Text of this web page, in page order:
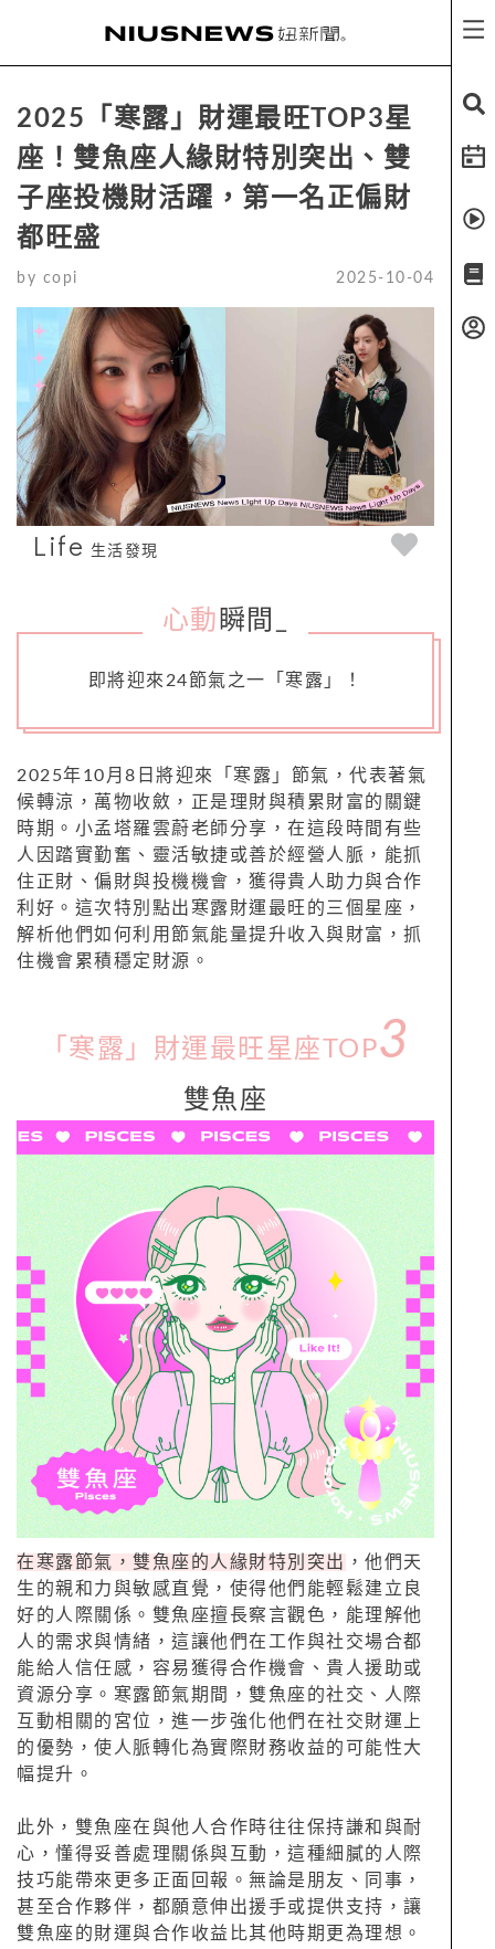
2025「寒露」財運最旺TOP3星
座！雙魚座人緣財特別突出、雙
子座投機財活躍，第一名正偏財
都旺盛
by copi 2025-10-04
Life 生活發現
心動 瞬間
即將迎來24節氣之一「寒露」！
2025年10月8日將迎來「寒露」節氣，代表著氣
候轉涼，萬物收斂，正是理財與積累財富的關鍵
時期。小孟塔羅雲蔚老師分享，在這段時間有些
人因踏實勤奮、靈活敏捷或善於經營人脈，能抓
住正財、偏財與投機機會，獲得貴人助力與合作
利好。這次特別點出寒露財運最旺的三個星座，
解析他們如何利用節氣能量提升收入與財富，抓
住機會累積穩定財源。
「寒露」財運最旺星座TOP3
雙魚座
在寒露節氣，雙魚座的人緣財特別突出 ，他們天
生的親和力與敏感直覺，使得他們能輕鬆建立良
好的人際關係。雙魚座擅長察言觀色，能理解他
人的需求與情緒，這讓他們在工作與社交場合都
能給人信任感，容易獲得合作機會、貴人援助或
資源分享。寒露節氣期間，雙魚座的社交、人際
互動相關的宮位，進一步強化他們在社交財運上
的優勢，使人脈轉化為實際財務收益的可能性大
幅提升。
此外，雙魚座在與他人合作時往往保持謙和與耐
心，懂得妥善處理關係與互動，這種細膩的人際
技巧能帶來更多正面回報。無論是朋友、同事，
甚至合作夥伴，都願意伸出援手或提供支持，讓
雙魚座的財運與合作收益比其他時期更為理想。